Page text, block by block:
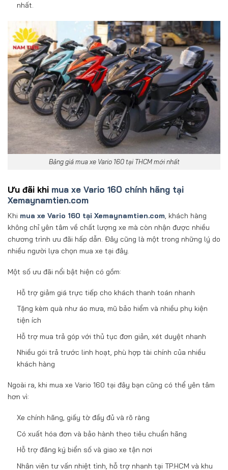
nhất.
Bảng giá mua xe Vario 160 tại THCM mới nhất
Ưu đãi khi mua xe Vario 160 chính hãng tại
Xemaynamtien.com
Khi mua xe Vario 160 tại Xemaynamtien.com , khách hàng
không chỉ yên tâm về chất lượng xe mà còn nhận được nhiều
chương trình ưu đãi hấp dẫn. Đây cũng là một trong những lý do
nhiều người lựa chọn mua xe tại đây.
Một số ưu đãi nổi bật hiện có gồm:
Hỗ trợ giảm giá trực tiếp cho khách thanh toán nhanh
Tặng kèm quà như áo mưa, mũ bảo hiểm và nhiều phụ kiện
tiện ích
Hỗ trợ mua trả góp với thủ tục đơn giản, xét duyệt nhanh
Nhiều gói trả trước linh hoạt, phù hợp tài chính của nhiều
khách hàng
Ngoài ra, khi mua xe Vario 160 tại đây bạn cũng có thể yên tâm
hơn vì:
Xe chính hãng, giấy tờ đầy đủ và rõ ràng
Có xuất hóa đơn và bảo hành theo tiêu chuẩn hãng
Hỗ trợ đăng ký biển số và giao xe tận nơi
Nhân viên tư vấn nhiệt tình, hỗ trợ nhanh tại TP.HCM và khu